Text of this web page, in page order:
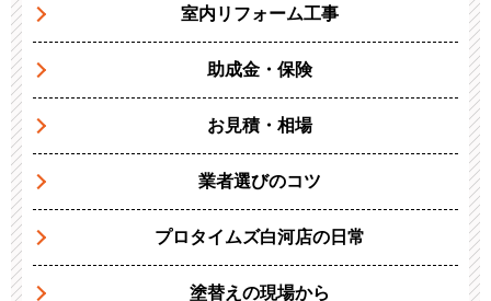
室内リフォーム工事
助成金・保険
お見積・相場
業者選びのコツ
プロタイムズ白河店の日常
塗替えの現場から